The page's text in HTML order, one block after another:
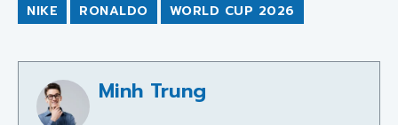
NIKE
RONALDO WORLD CUP 2026
Minh Trung